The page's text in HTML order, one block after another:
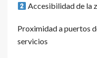
Accesibilidad de la
Proximidad a puertos
servicios